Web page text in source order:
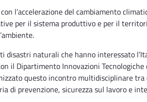
l’accelerazione del cambiamento
per il sistema produttivo e per il
disastri naturali che hanno interessato
il Dipartimento Innovazioni
questo incontro multidisciplinare
di prevenzione, sicurezza sul lavoro e